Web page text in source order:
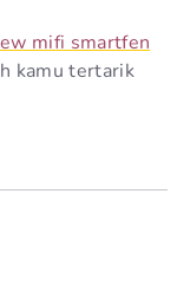
mifi smartfen
kamu tertarik